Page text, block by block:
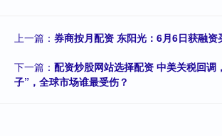
上一篇： 券商按月配资 东阳光：6月6日获融
下一篇： 配资炒股网站选择配资 中美关税回调
子”，全球市场谁最受伤？